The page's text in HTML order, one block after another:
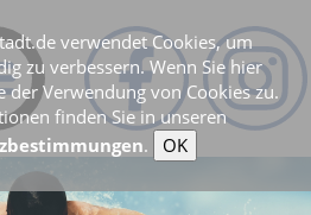
verwendet Cookies, um
zu verbessern. Wenn Sie hier
Verwendung von Cookies zu.
finden Sie in unseren
. OK